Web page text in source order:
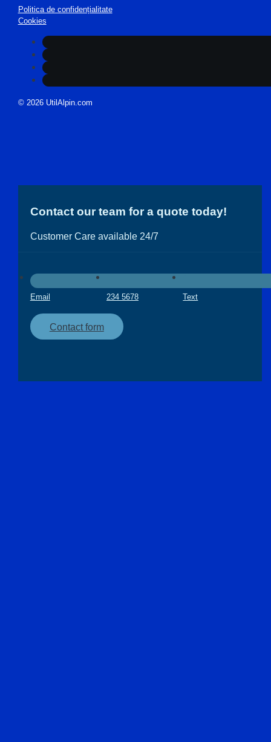
Politica de confidențialitate
Cookies
© 2026 UtilAlpin.com
Contact our team for a quote today!
Customer Care available 24/7
Email 234 5678 Text
Contact form